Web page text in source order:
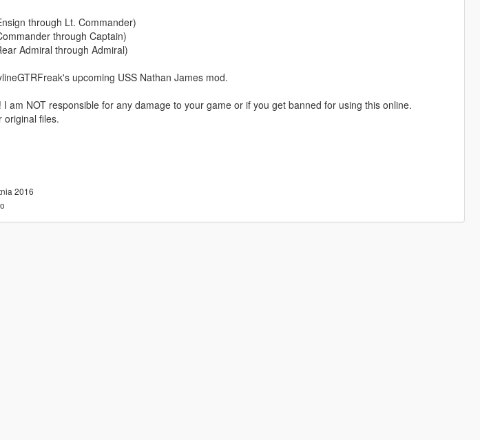
through Lt. Commander)
through Captain)
Admiral through Admiral)
upcoming USS Nathan James mod.
I am NOT responsible for any damage to your game or if you get banned for using this online.
original files.
2016